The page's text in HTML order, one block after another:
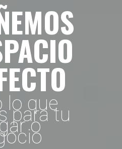
lo que
para tu
o